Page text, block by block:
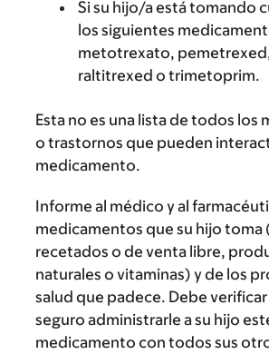
Si su hijo/a está tomando
los siguientes
metotrexato,
raltitrexed o trimetoprim.
Esta no es una lista de todos los
o trastornos que pueden
medicamento.
Informe al médico y al
medicamentos que su hijo toma
recetados o de venta libre,
naturales o vitaminas) y de los
salud que padece. Debe
seguro administrarle a su hijo
medicamento con todos sus